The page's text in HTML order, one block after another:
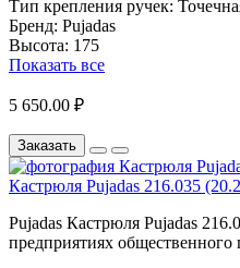
Тип крепления ручек:
Бренд: Pujadas
Высота: 175
Показать все
5 650.00 ₽
Заказать
Кастрюля Pujadas 216.035
Pujadas Кастрюля Pujadas
предприятиях общественного